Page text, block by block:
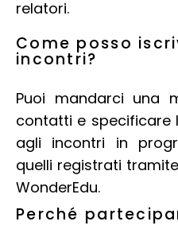
relatori.
Come posso
incontri?
Puoi mandarci una
contatti e specificare
agli incontri in
quelli registrati
WonderEdu.
Perché